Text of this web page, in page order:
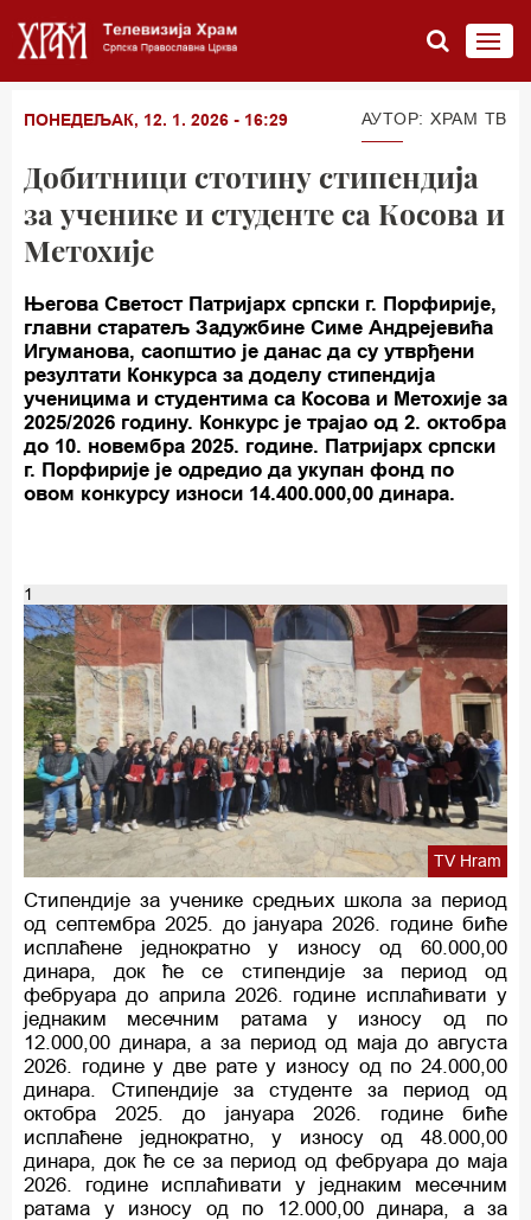
ПОНЕДЕЉАК, 12. 1. 2026 - 16:29 АУТОР: ХРАМ ТВ
Добитници стотину стипендија
за ученике и студенте са Косова и
Метохије
Његова Светост Патријарх српски г. Порфирије,
главни старатељ Задужбине Симе Андрејевића
Игуманова, саопштио је данас да су утврђени
резултати Конкурса за доделу стипендија
ученицима и студентима са Косова и Метохије за
2025/2026 годину. Конкурс је трајао од 2. октобра
до 10. новембра 2025. године. Патријарх српски
г. Порфирије је одредио да укупан фонд по
овом конкурсу износи 14.400.000,00 динара.
1
TV Hram
Стипендије за ученике средњих школа за период
од септембра 2025. до јануара 2026. године биће
исплаћене једнократно у износу од 60.000,00
динара, док ће се стипендије за период од
фебруара до априла 2026. године исплаћивати у
једнаким месечним ратама у износу од по
12.000,00 динара, а за период од маја до августа
2026. године у две рате у износу од по 24.000,00
динара. Стипендије за студенте за период од
октобра 2025. до јануара 2026. године биће
исплаћене једнократно, у износу од 48.000,00
динара, док ће се за период од фебруара до маја
2026. године исплаћивати у једнаким месечним
ратама у износу од по 12.000,00 динара, а за